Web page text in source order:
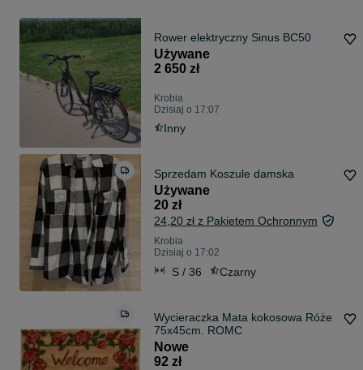
Rower elektryczny Sinus BC50
Używane
2 650 zł
Krobia
Dzisiaj o 17:07
Inny
Sprzedam Koszule damska
Używane
20 zł
24,20 zł z Pakietem Ochronnym
Krobia
Dzisiaj o 17:02
S / 36 Czarny
Wycieraczka Mata kokosowa Róże
75x45cm. ROMC
Nowe
92 zł